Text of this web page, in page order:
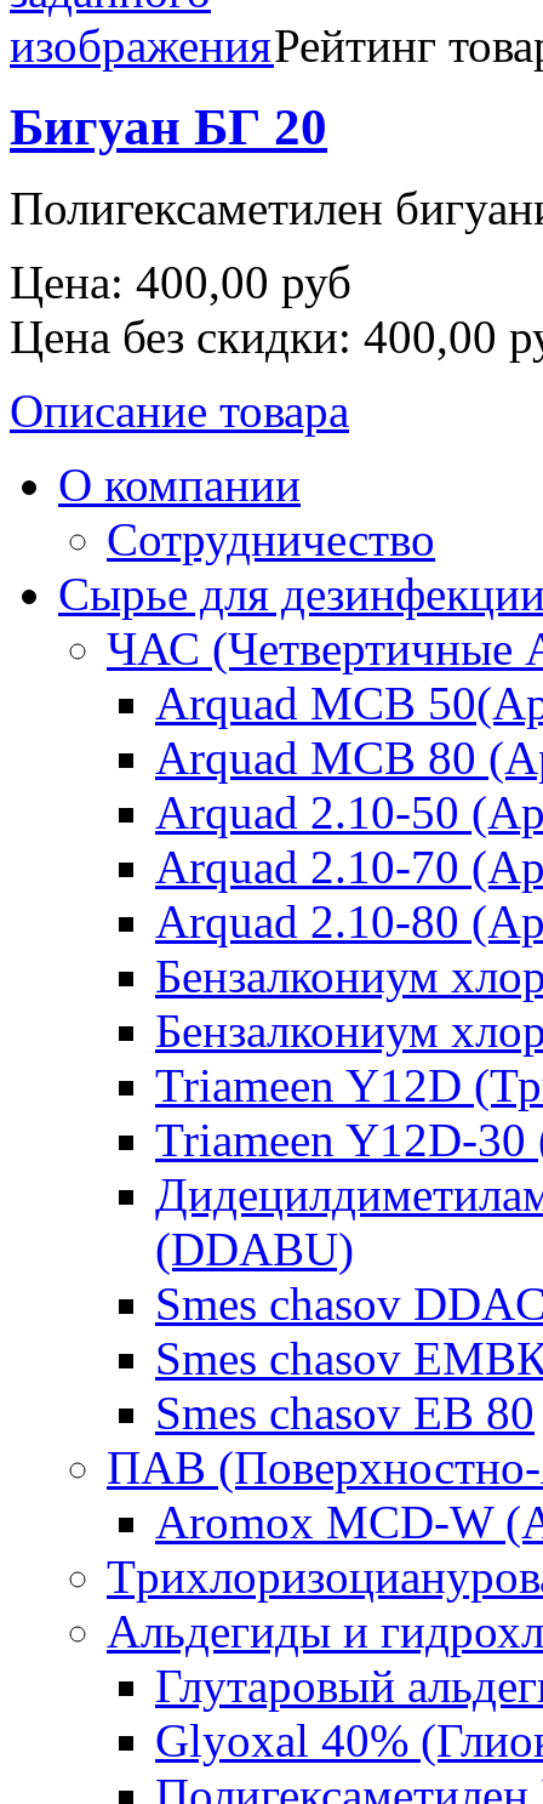
Рейтинг
Бигуан БГ 20
Полигексаметилен
Цена: 400,00 руб
Цена без скидки: 400,00
Описание товара
О компании
Сотрудничество
Сырье для
ЧАС (Четвертичные
Arquad MCB
Arquad MCB 80
Arquad 2.10-50
Arquad 2.10-70
Arquad 2.10-80
Бензалкониум
Бензалкониум
Triameen Y12D
Triameen Y12D-
(DDABU)
Smes chasov
Smes chasov
Smes chasov ЕВ 80
ПАВ
Aromox MCD-W
Альдегиды и
Глутаровый
Glyoxal 40%